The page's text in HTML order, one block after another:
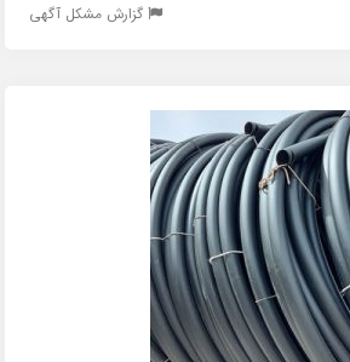
گزارش مشکل آگهی